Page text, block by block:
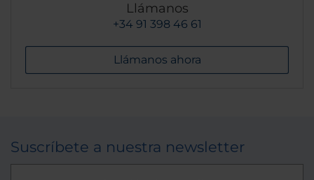
Llámanos
+34 91 398 46 61
Llámanos ahora
Suscríbete a nuestra newsletter